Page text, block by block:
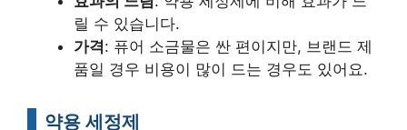
릴 수 있습니다.
가격: 퓨어 소금물은 싼 편이지만, 브랜드 제
품일 경우 비용이 많이 드는 경우도 있어요.
약용 세정제